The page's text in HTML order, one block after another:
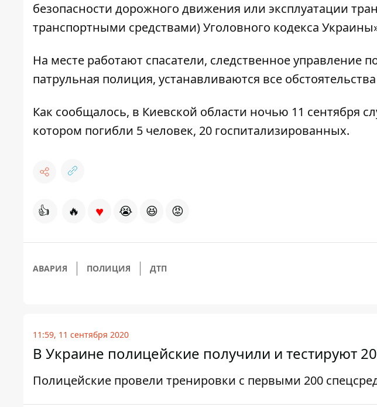
безопасности дорожного движения или эксплуатации
транспортными средствами) Уголовного кодекса
На месте работают спасатели, следственное управление
патрульная полиция, устанавливаются все
Как сообщалось, в Киевской области ночью 11 сентября
котором погибли 5 человек, 20 госпитализированных.
👍 🔥 ♥ 😭 😆 😡
АВАРИЯ ПОЛИЦИЯ ДТП
11:59, 11 сентября 2020
В Украине полицейские получили и тестируют
Полицейские провели тренировки с первыми 200